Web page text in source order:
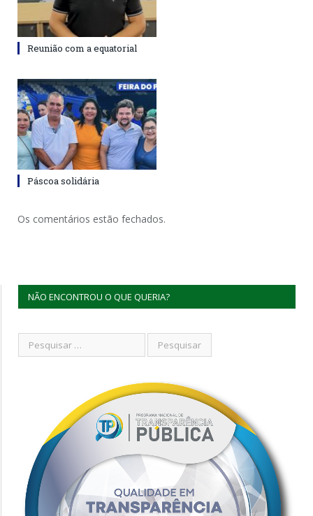
Reunião com a equatorial
Páscoa solidária
Os comentários estão fechados.
NÃO ENCONTROU O QUE QUERIA?